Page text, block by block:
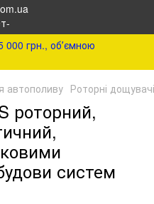
грн., обʼємною
автополиву Роторні дощувачі
роторний,
систем